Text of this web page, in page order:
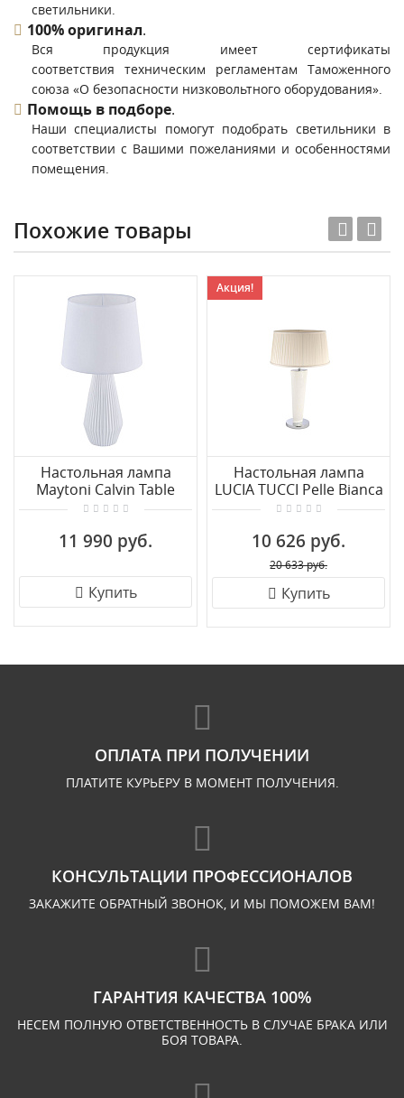
светильники.
100% оригинал.
Вся продукция имеет сертификаты
соответствия техническим регламентам Таможенного
союза «О безопасности низковольтного оборудования».
Помощь в подборе.
Наши специалисты помогут подобрать светильники в
соответствии с Вашими пожеланиями и особенностями
помещения.
Похожие товары
Настольная лампа
Maytoni Calvin Table
Z181-TL-01-W
11 990 руб.
Купить
Акция!
Настольная лампа
LUCIA TUCCI Pelle Bianca
T119.1
10 626 руб.
20 633 руб.
Купить
ОПЛАТА ПРИ ПОЛУЧЕНИИ
ПЛАТИТЕ КУРЬЕРУ В МОМЕНТ ПОЛУЧЕНИЯ.
КОНСУЛЬТАЦИИ ПРОФЕССИОНАЛОВ
ЗАКАЖИТЕ ОБРАТНЫЙ ЗВОНОК, И МЫ ПОМОЖЕМ ВАМ!
ГАРАНТИЯ КАЧЕСТВА 100%
НЕСЕМ ПОЛНУЮ ОТВЕТСТВЕННОСТЬ В СЛУЧАЕ БРАКА ИЛИ
БОЯ ТОВАРА.